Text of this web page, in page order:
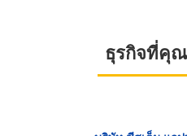
ธุรกิจที่คุ